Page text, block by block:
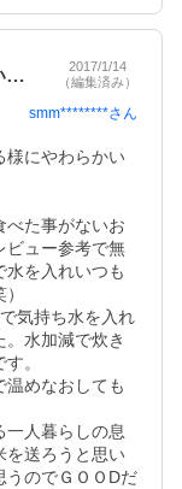
真空パックバンザイ！おいしい×扱いやすい
2017/1/14
（編集済み）
smm********さん
様にやわらかい
べた事がないお
ビュー参考で無
を入れいつも
気持ち水を入れ
水加減で炊き
。
温めなおしても
一人暮らしの息
を送ろうと思い
うのでＧＯＯDだ